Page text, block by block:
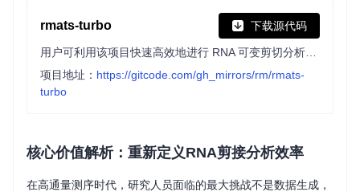
rmats-turbo 下载源代码
项目地址： https://gitcode.com/gh_mirrors/rm/rmats-
turbo
核心价值解析：重新定义RNA剪接分析效率
在高通量测序时代，研究人员面临的最大挑战不是数据生成，